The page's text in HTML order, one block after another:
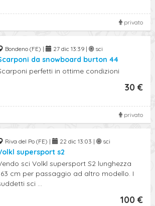
privato
Bondeno (FE) | 27 dic 13:39 | sci
da snowboard burton 44
perfetti in ottime condizioni
30 €
privato
Riva del Po (FE) | 22 dic 13:03 | sci
supersport s2
sci Volkl supersport S2 lunghezza
cm per passaggio ad altro modello. I
sci ...
100 €